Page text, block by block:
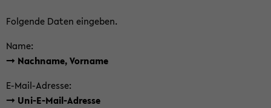
Fol­gen­de Daten ein­ge­ben.
Name:
-> Nach­na­me, Vor­na­me
E-​Mail-Adresse:
-> Uni-​E-Mail-Adresse